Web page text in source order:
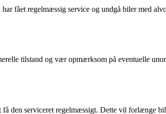
fået regelmæssig service og undgå biler med
tilstand og vær opmærksom på eventuelle
den serviceret regelmæssigt. Dette vil forlænge